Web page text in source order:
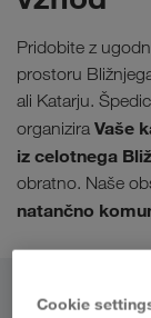
Pridobite z
prostoru
ali Katarju.
organizira Vaše
iz celotnega
obratno. Naše
natančno
OdCookie